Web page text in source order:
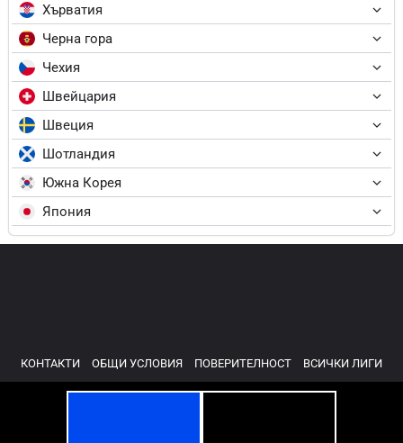
Хърватия
Черна гора
Чехия
Швейцария
Швеция
Шотландия
Южна Корея
Япония
КОНТАКТИ ОБЩИ УСЛОВИЯ ПОВЕРИТЕЛНОСТ ВСИЧКИ ЛИГИ